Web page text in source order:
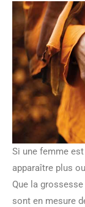
Si une femme
apparaître plus
Que la
sont en mesure